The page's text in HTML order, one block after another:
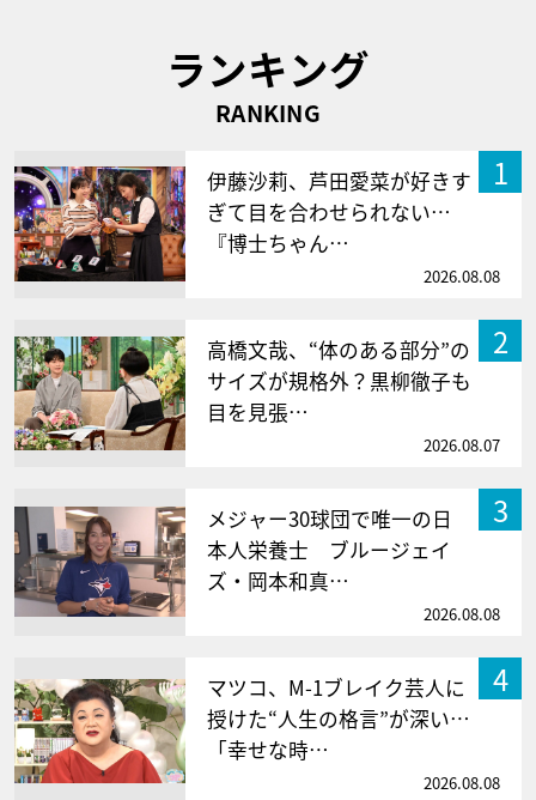
ランキング
RANKING
1
伊藤沙莉、芦田愛菜が好きす
ぎて目を合わせられない…
『博士ちゃん…
2026.08.08
2
高橋文哉、“体のある部分”の
サイズが規格外？黒柳徹子も
目を見張…
2026.08.07
3
メジャー30球団で唯一の日
本人栄養士 ブルージェイ
ズ・岡本和真…
2026.08.08
4
マツコ、M-1ブレイク芸人に
授けた“人生の格言”が深い…
「幸せな時…
2026.08.08